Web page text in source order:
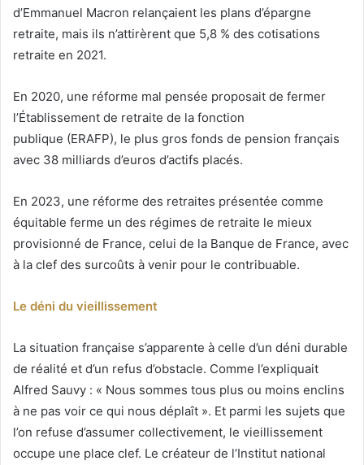
d’Emmanuel Macron relançaient les plans d’épargne
retraite, mais ils n’attirèrent que 5,8 % des cotisations
retraite en 2021.
En 2020, une réforme mal pensée proposait de fermer
l’Établissement de retraite de la fonction
publique (ERAFP), le plus gros fonds de pension français
avec 38 milliards d’euros d’actifs placés.
En 2023, une réforme des retraites présentée comme
équitable ferme un des régimes de retraite le mieux
provisionné de France, celui de la Banque de France, avec
à la clef des surcoûts à venir pour le contribuable.
Le déni du vieillissement
La situation française s’apparente à celle d’un déni durable
de réalité et d’un refus d’obstacle. Comme l’expliquait
Alfred Sauvy : « Nous sommes tous plus ou moins enclins
à ne pas voir ce qui nous déplaît ». Et parmi les sujets que
l’on refuse d’assumer collectivement, le vieillissement
occupe une place clef. Le créateur de l’Institut national